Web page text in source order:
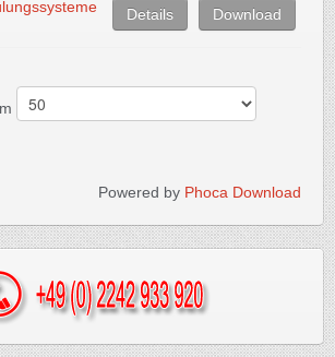
Download
Details
Powered by Phoca Download